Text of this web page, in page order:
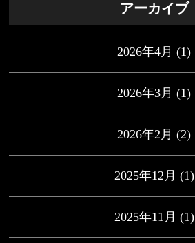
アーカイブ
2026年4月 (1)
2026年3月 (1)
2026年2月 (2)
2025年12月 (1)
2025年11月 (1)